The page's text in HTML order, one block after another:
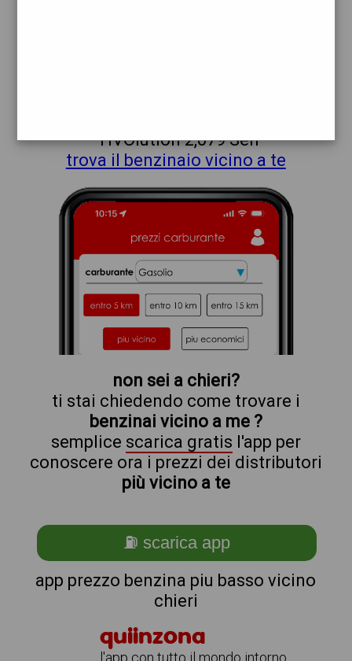
- HVOlution 2,079 Self
trova il benzinaio vicino a te
non sei a chieri?
ti stai chiedendo come trovare i
benzinai vicino a me ?
semplice scarica gratis l'app per
conoscere ora i prezzi dei distributori
più vicino a te
⛽ scarica app
app prezzo benzina piu basso vicino
chieri
quiinzona
l'app con tutto il mondo intorno